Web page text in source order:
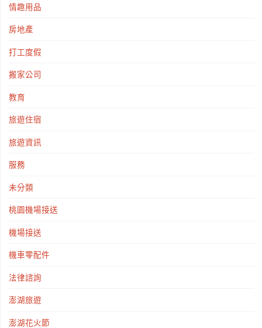
情趣用品
房地產
打工度假
搬家公司
教育
旅遊住宿
旅遊資訊
服務
未分類
桃園機場接送
機場接送
機車零配件
法律諮詢
澎湖旅遊
澎湖花火節